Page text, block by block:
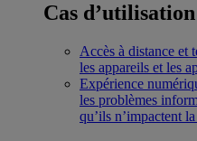
Cas
Accès à distance et
les appareils et les
Expérience
les problèmes
qu’ils n’impactent